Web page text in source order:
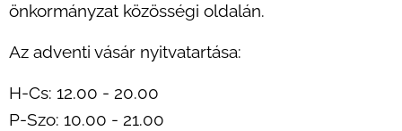
önkormányzat közösségi oldalán.
Az adventi vásár nyitvatartása:
H-Cs: 12.00 - 20.00
P-Szo: 10.00 - 21.00